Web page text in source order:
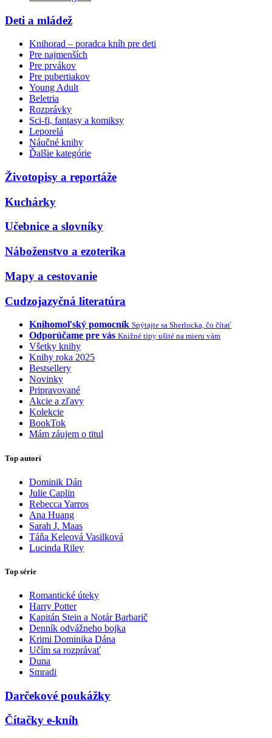
Deti a mládež
Knihorad – poradca kníh pre deti
Pre najmenších
Pre prvákov
Pre pubertiakov
Young Adult
Beletria
Rozprávky
Sci-fi, fantasy a komiksy
Leporelá
Náučné knihy
Ďalšie kategórie
Životopisy a reportáže
Kuchárky
Učebnice a slovníky
Náboženstvo a ezoterika
Mapy a cestovanie
Cudzojazyčná literatúra
Knihomoľský pomocník Spýtajte sa Sherlocka, čo čítať
Odporúčame pre vás Knižné tipy ušité na mieru vám
Všetky knihy
Knihy roka 2025
Bestsellery
Novinky
Pripravované
Akcie a zľavy
Kolekcie
BookTok
Mám záujem o titul
Top autori
Dominik Dán
Julie Caplin
Rebecca Yarros
Ana Huang
Sarah J. Maas
Táňa Keleová Vasilková
Lucinda Riley
Top série
Romantické úteky
Harry Potter
Kapitán Stein a Notár Barbarič
Denník odvážneho bojka
Krimi Dominika Dána
Učím sa rozprávať
Duna
Smradi
Darčekové poukážky
Čítačky e-kníh